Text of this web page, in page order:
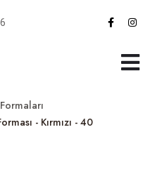
- Kırmızı - 40